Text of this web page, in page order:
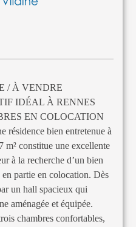
À VENDRE 
IDÉAL À RENNES 
EN COLOCATION
résidence bien entretenue à
m² constitue une excellente
à la recherche d’un bien
partie en colocation. Dès
un hall spacieux qui
aménagée et équipée.
chambres confortables,